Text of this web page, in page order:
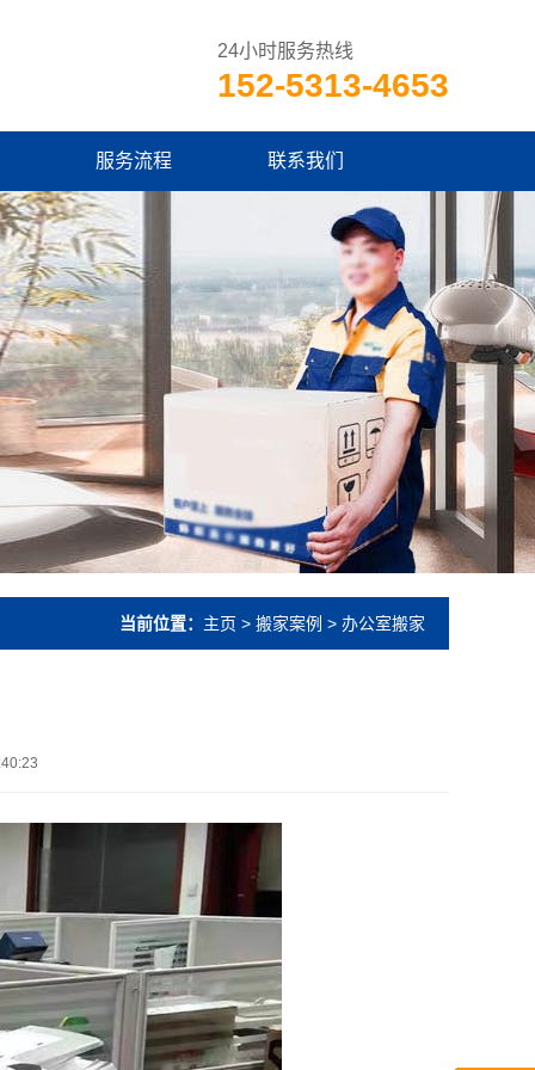
24小时服务热线
152-5313-4653
服务流程 联系我们
当前位置： 主页 > 搬家案例 > 办公室搬家